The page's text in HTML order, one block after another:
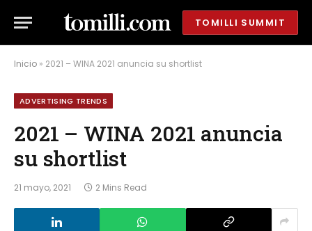
TOMILLI SUMMIT
Inicio » 2021 – WINA 2021 anuncia su shortlist
ADVERTISING TRENDS
2021 – WINA 2021 anuncia
su shortlist
21 mayo, 2021 2 Mins Read